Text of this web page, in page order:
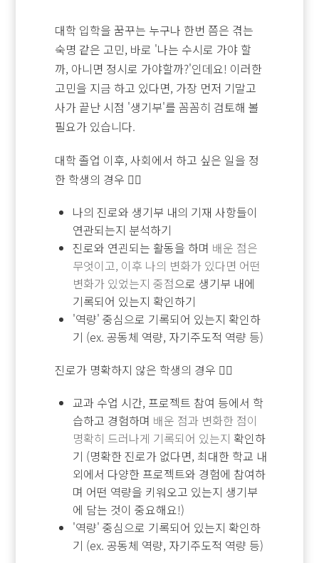
대학 입학을 꿈꾸는 누구나 한번 쯤은 겪는
숙명 같은 고민, 바로 '나는 수시로 가야 할
까, 아니면 정시로 가야할까?'인데요! 이러한
고민을 지금 하고 있다면, 가장 먼저 기말고
사가 끝난 시점 '생기부'를 꼼꼼히 검토해 볼
필요가 있습니다.
대학 졸업 이후, 사회에서 하고 싶은 일을 정
한 학생의 경우 🙆‍♂️
나의 진로와 생기부 내의 기재 사항들이
연관되는지 분석하기
진로와 연괸되는 활동을 하며 배운 점은
무엇이고, 이후 나의 변화가 있다면 어떤
변화가 있었는지 중점으로 생기부 내에
기록되어 있는지 확인하기
'역량' 중심으로 기록되어 있는지 확인하
기 (ex. 공동체 역량, 자기주도적 역량 등)
진로가 명확하지 않은 학생의 경우 🙆‍♂️
교과 수업 시간, 프로젝트 참여 등에서 학
습하고 경험하며 배운 점과 변화한 점이
명확히 드러나게 기록되어 있는지 확인하
기 (명확한 진로가 없다면, 최대한 학교 내
외에서 다양한 프로젝트와 경험에 참여하
며 어떤 역량을 키워오고 있는지 생기부
에 담는 것이 중요해요!)
'역량' 중심으로 기록되어 있는지 확인하
기 (ex. 공동체 역량, 자기주도적 역량 등)